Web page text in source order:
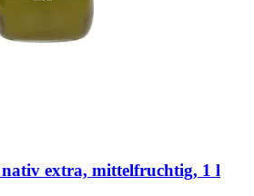
extra, mittelfruchtig, 1 l